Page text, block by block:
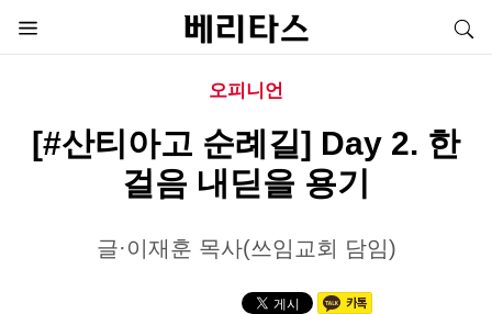
오피니언
[#산티아고 순례길] Day 2. 한
걸음 내딛을 용기
글·이재훈 목사(쓰임교회 담임)